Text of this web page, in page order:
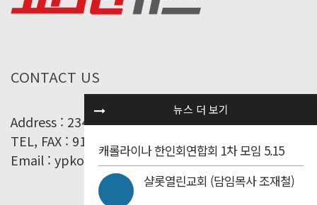
뉴스 더 보기
캐롤라이나 한인회연합회 1차 모임 5.15
샬롯열린교회 (담임목사 조재철)
CONTACT US
Address : 234 Addison St. Fayetteville, NC 28314
TEL, FAX : 910-868-4588
Email : ypkoreannews@yahoo.co.kr